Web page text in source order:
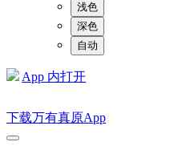
浅色
深色
自动
App 内打开
下载万有真原App